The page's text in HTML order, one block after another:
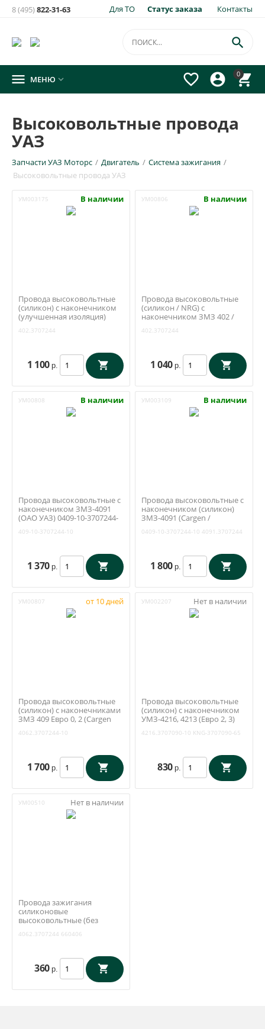
Для ТО Статус заказа Контакты
8 (495)822-31-63
0




 МЕНЮ 
Высоковольтные провода
УАЗ
Запчасти УАЗ Моторс / Двигатель / Система зажигания /
Высоковольтные провода УАЗ
УМ003175 В наличии
Провода высоковольтные
(силикон) с наконечником
(улучшенная изоляция)
(Cargen Тольятти)
402.3707244
1 100 р.
УМ00806 В наличии
Провода высоковольтные
(силикон / NRG) с
наконечником ЗМЗ 402 /
Тольятти) 402.3707244
402.3707244
1 040 р.
УМ00808 В наличии
Провода высоковольтные с
наконечником ЗМЗ-4091
(ОАО УАЗ) 0409-10-3707244-
409-10-3707244-10
1 370 р.
УМ003109 В наличии
Провода высоковольтные с
наконечником (силикон)
ЗМЗ-4091 (Cargen /
0409-10-3707244-10 4091.3707244
1 800 р.
УМ00807 от 10 дней
Провода высоковольтные
(силикон) с наконечниками
ЗМЗ 409 Евро 0, 2 (Cargen
4062.3707244-10
1 700 р.
УМ002207 Нет в наличии
Провода высоковольтные
(силикон) с наконечником
УМЗ-4216, 4213 (Евро 2, 3)
4216.3707090-10
4216.3707090-10 KNG-3707090-65
830 р.
УМ00510 Нет в наличии
Провода зажигания
силиконовые
высоковольтные (без
405, 406, 409 Евро 0, 2)
4062.3707244 660406
360 р.